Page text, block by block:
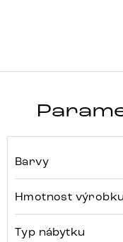
LELIO-
Barvy
Hmotnost
Typ nábytku